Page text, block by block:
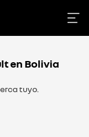
en Bolivia
tuyo.